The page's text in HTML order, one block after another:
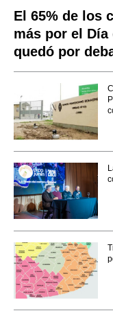
El 65% de los
más por el Día
quedó por